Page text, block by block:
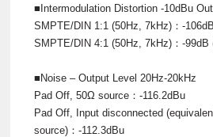
■Intermodulation Distortion -10dBu Out
SMPTE/DIN 1:1 (50Hz, 7kHz)：-
SMPTE/DIN 4:1 (50Hz, 7kHz)：-99dB
■Noise – Output Level 20Hz-20kHz
Pad Off, 50Ω source：-116.2dBu
Pad Off, Input disconnected
source)：-112.3dBu